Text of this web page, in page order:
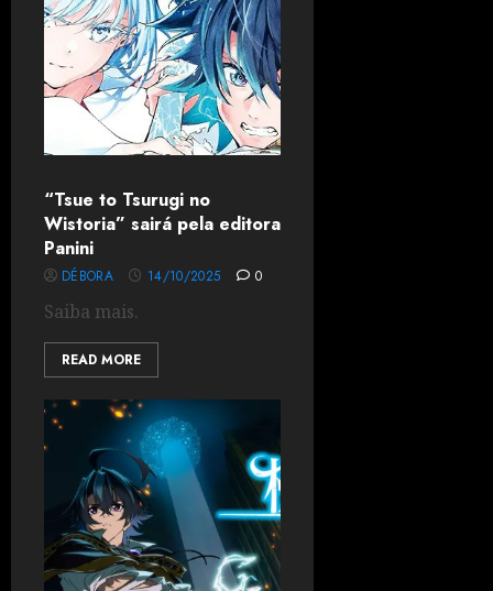
“Tsue to Tsurugi no
Wistoria” sairá pela editora
Panini
DÉBORA 14/10/2025 0
Saiba mais.
READ MORE